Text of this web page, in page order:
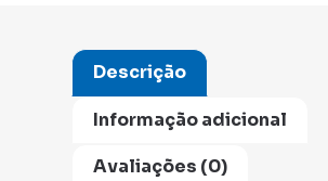
Descrição
Informação adicional
Avaliações (0)